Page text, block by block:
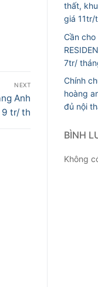
NEXT
Anh
9 tr/ th
thất,
giá 11tr/
Cần cho
7tr/
Chính
hoàng
đủ nội
BÌNH
Không